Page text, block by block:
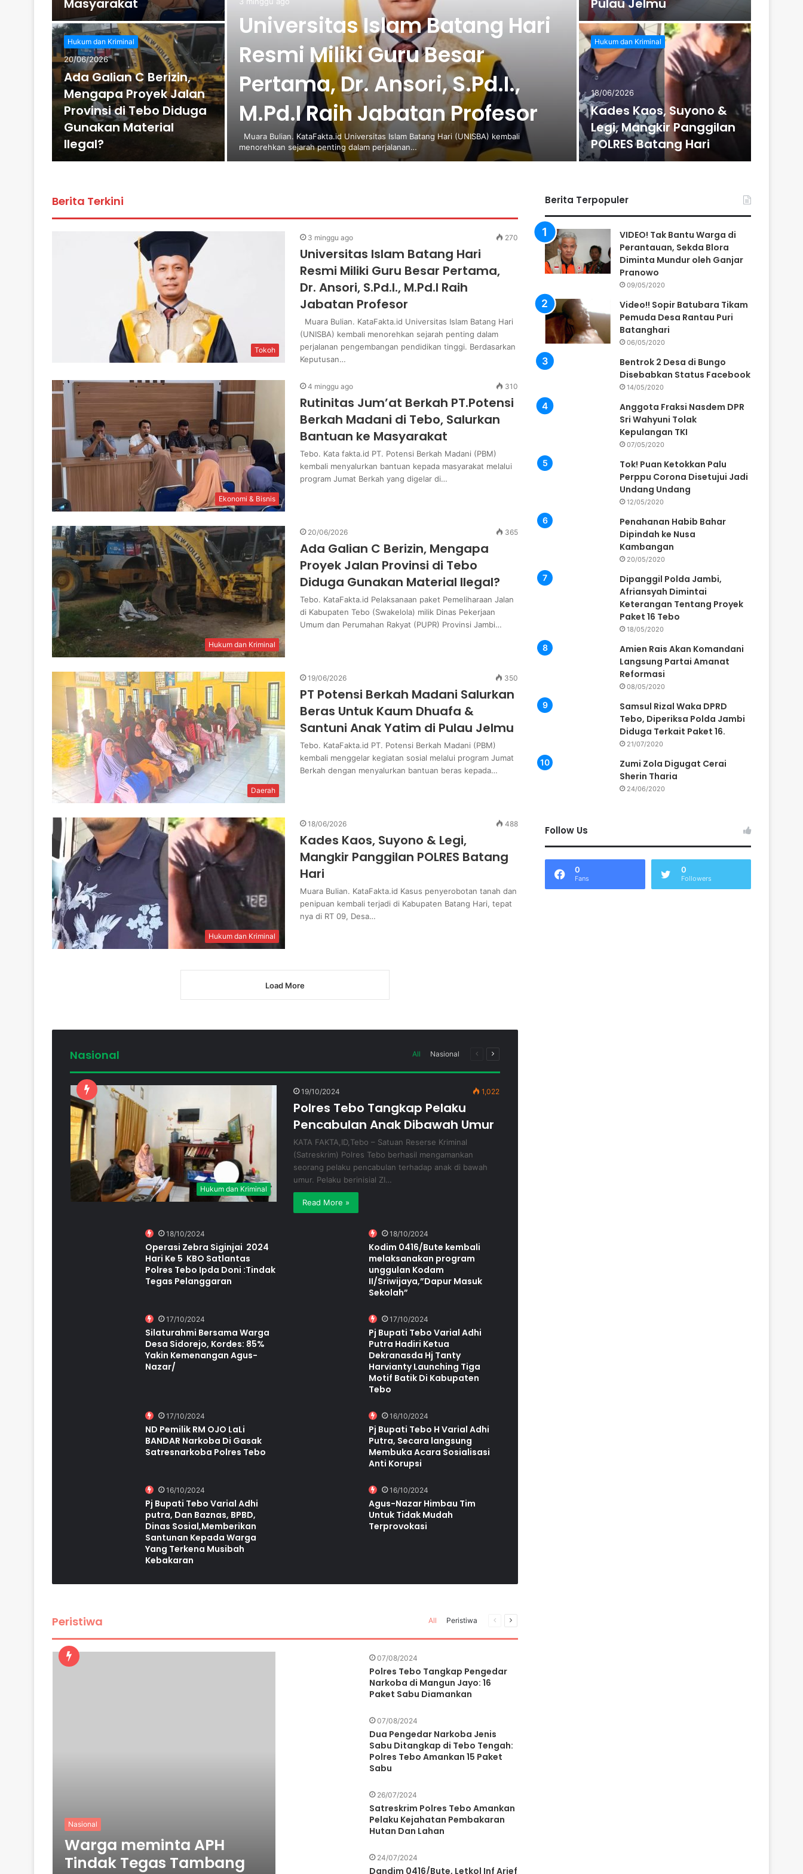
Universitas Islam Batang Hari
Resmi Miliki Guru Besar
Pertama, Dr. Ansori, S.Pd.I.,
M.Pd.I Raih Jabatan Profesor
Muara Bulian. KataFakta.id Universitas Islam Batang Hari (UNISBA) kembali
menorehkan sejarah penting dalam perjalanan…
Masyarakat
Hukum dan Kriminal
20/06/2026
Ada Galian C Berizin,
Mengapa Proyek Jalan
Provinsi di Tebo Diduga
Gunakan Material
Ilegal?
Pulau Jelmu
Hukum dan Kriminal
18/06/2026
Kades Kaos, Suyono &
Legi, Mangkir Panggilan
POLRES Batang Hari
Berita Terkini
Tokoh
3 minggu ago 270
Universitas Islam Batang Hari
Resmi Miliki Guru Besar Pertama,
Dr. Ansori, S.Pd.I., M.Pd.I Raih
Jabatan Profesor
Muara Bulian. KataFakta.id Universitas Islam Batang Hari
(UNISBA) kembali menorehkan sejarah penting dalam
perjalanan pengembangan pendidikan tinggi. Berdasarkan
Keputusan…
Ekonomi & Bisnis
4 minggu ago 310
Rutinitas Jum’at Berkah PT.Potensi
Berkah Madani di Tebo, Salurkan
Bantuan ke Masyarakat
Tebo. Kata fakta.id PT. Potensi Berkah Madani (PBM)
kembali menyalurkan bantuan kepada masyarakat melalui
program Jumat Berkah yang digelar di…
Hukum dan Kriminal
20/06/2026 365
Ada Galian C Berizin, Mengapa
Proyek Jalan Provinsi di Tebo
Diduga Gunakan Material Ilegal?
‎Tebo. KataFakta.id Pelaksanaan paket Pemeliharaan Jalan
di Kabupaten Tebo (Swakelola) milik Dinas Pekerjaan
Umum dan Perumahan Rakyat (PUPR) Provinsi Jambi…
Daerah
19/06/2026 350
PT Potensi Berkah Madani Salurkan
Beras Untuk Kaum Dhuafa &
Santuni Anak Yatim di Pulau Jelmu
‎Tebo. KataFakta.id PT. Potensi Berkah Madani (PBM)
kembali menggelar kegiatan sosial melalui program Jumat
Berkah dengan menyalurkan bantuan beras kepada…
Hukum dan Kriminal
18/06/2026 488
Kades Kaos, Suyono & Legi,
Mangkir Panggilan POLRES Batang
Hari
Muara Bulian. KataFakta.id Kasus penyerobotan tanah dan
penipuan kembali terjadi di Kabupaten Batang Hari, tepat
nya di RT 09, Desa…
Load More
Nasional All Nasional
Previous
Hukum dan Kriminal
19/10/2024 1,022
Polres Tebo Tangkap Pelaku
Pencabulan Anak Dibawah Umur
KATA FAKTA,ID,Tebo – Satuan Reserse Kriminal
(Satreskrim) Polres Tebo berhasil mengamankan
seorang pelaku pencabulan terhadap anak di bawah
umur. Pelaku berinisial ZI…
Read More »
18/10/2024
Operasi Zebra Siginjai 2024
Hari Ke 5 KBO Satlantas
Polres Tebo Ipda Doni :Tindak
Tegas Pelanggaran
18/10/2024
Kodim 0416/Bute kembali
melaksanakan program
unggulan Kodam
II/Sriwijaya,”Dapur Masuk
Sekolah”
17/10/2024
Silaturahmi Bersama Warga
Desa Sidorejo, Kordes: 85%
Yakin Kemenangan Agus-
Nazar/
17/10/2024
Pj Bupati Tebo Varial Adhi
Putra Hadiri Ketua
Dekranasda Hj Tanty
Harvianty Launching Tiga
Motif Batik Di Kabupaten
Tebo
17/10/2024
ND Pemilik RM OJO LaLi
BANDAR Narkoba Di Gasak
Satresnarkoba Polres Tebo
16/10/2024
Pj Bupati Tebo H Varial Adhi
Putra, Secara langsung
Membuka Acara Sosialisasi
Anti Korupsi
16/10/2024
Pj Bupati Tebo Varial Adhi
putra, Dan Baznas, BPBD,
Dinas Sosial,Memberikan
Santunan Kepada Warga
Yang Terkena Musibah
Kebakaran
16/10/2024
Agus-Nazar Himbau Tim
Untuk Tidak Mudah
Terprovokasi
Peristiwa All Peristiwa
Previous
Nasional
Warga meminta APH
Tindak Tegas Tambang
07/08/2024
Polres Tebo Tangkap Pengedar
Narkoba di Mangun Jayo: 16
Paket Sabu Diamankan
07/08/2024
Dua Pengedar Narkoba Jenis
Sabu Ditangkap di Tebo Tengah:
Polres Tebo Amankan 15 Paket
Sabu
26/07/2024
Satreskrim Polres Tebo Amankan
Pelaku Kejahatan Pembakaran
Hutan Dan Lahan
24/07/2024
Dandim 0416/Bute, Letkol Inf Arief
Berita Terpopuler
VIDEO! Tak Bantu Warga di
Perantauan, Sekda Blora
Diminta Mundur oleh Ganjar
Pranowo
09/05/2020
Video!! Sopir Batubara Tikam
Pemuda Desa Rantau Puri
Batanghari
06/05/2020
Bentrok 2 Desa di Bungo
Disebabkan Status Facebook
14/05/2020
Anggota Fraksi Nasdem DPR
Sri Wahyuni Tolak
Kepulangan TKI
07/05/2020
Tok! Puan Ketokkan Palu
Perppu Corona Disetujui Jadi
Undang Undang
12/05/2020
Penahanan Habib Bahar
Dipindah ke Nusa
Kambangan
20/05/2020
Dipanggil Polda Jambi,
Afriansyah Dimintai
Keterangan Tentang Proyek
Paket 16 Tebo
18/05/2020
Amien Rais Akan Komandani
Langsung Partai Amanat
Reformasi
08/05/2020
Samsul Rizal Waka DPRD
Tebo, Diperiksa Polda Jambi
Diduga Terkait Paket 16.
21/07/2020
Zumi Zola Digugat Cerai
Sherin Tharia
24/06/2020
Follow Us
0
Fans
0
Followers